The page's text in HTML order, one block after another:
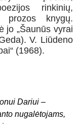
rinkinių,
prozos knygų.
jo „Šaunūs vyrai
V. Liūdeno
(1968).
Dariui –
nugalėtojams,